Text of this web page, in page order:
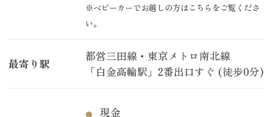
※ベビーカーでお越しの方はこちら をご覧くださ
い。
最寄り駅
都営三田線・東京メトロ南北線
「白金高輪駅」2番出口すぐ (徒歩0分)
現金